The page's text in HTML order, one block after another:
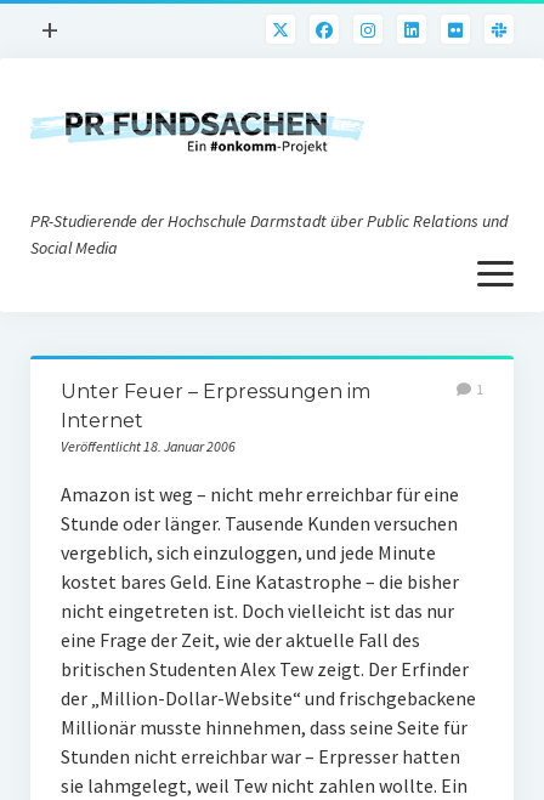
Menü
+
PR@h_da
Nonprofit-PR
Corporate Weblogs
Social Media
PR-Theorie
PR-Literatur
PR-Studien
Gesellschaft & Medien
Infografik-Themengarten
PR-Studierende der Hochschule Darmstadt über Public Relations und
Social Media
Menü
öffnen
Über uns
Impressum
Datenschutz
Unter Feuer – Erpressungen im
Internet
Veröffentlicht 18. Januar 2006
1
Amazon ist weg – nicht mehr erreichbar für eine
Stunde oder länger. Tausende Kunden versuchen
vergeblich, sich einzuloggen, und jede Minute
kostet bares Geld. Eine Katastrophe – die bisher
nicht eingetreten ist. Doch vielleicht ist das nur
eine Frage der Zeit, wie der aktuelle Fall des
britischen Studenten Alex Tew zeigt. Der Erfinder
der „Million-Dollar-Website“ und frischgebackene
Millionär musste hinnehmen, dass seine Seite für
Stunden nicht erreichbar war – Erpresser hatten
sie lahmgelegt, weil Tew nicht zahlen wollte. Ein